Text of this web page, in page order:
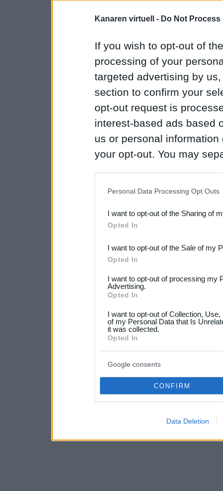
Kanaren virtuell - Do Not
If you wish to opt-out of
processing of your
targeted advertising by
section to confirm your
opt-out request is
interest-based ads based
us or personal
your opt-out. You may
Downstream Participants
third parties.
Please note that this
not limited to your visit or
your data for below
consent section.
Personal Data Processing Opt Outs
I want to opt-out of the Sharing of
Opted In
I want to opt-out of the Sale of my
Opted In
I want to opt-out of processing my
Advertising.
Opted In
I want to opt-out of Collection,
of my Personal Data that Is
it was collected.
Opted In
Google consents
CONFIRM
Data Deletion